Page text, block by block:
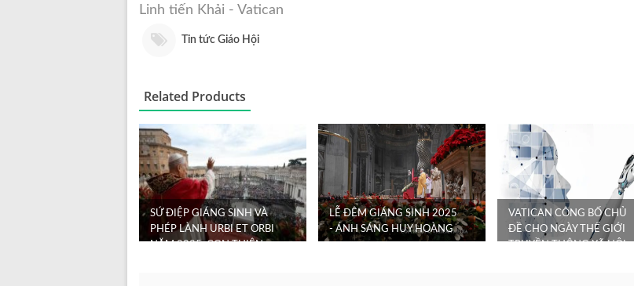
Linh tiến Khải - Vatican
Tin tức Giáo Hội
Related Products
SỨ ĐIỆP GIÁNG SINH VÀ
PHÉP LÀNH URBI ET ORBI
NĂM 2025: CON THIÊN
LỄ ĐÊM GIÁNG SINH 2025
- ÁNH SÁNG HUY HOÀNG
VATICAN CÔNG BỐ CHỦ
ĐỀ CHO NGÀY THẾ GIỚI
TRUYỀN THÔNG XÃ HỘI